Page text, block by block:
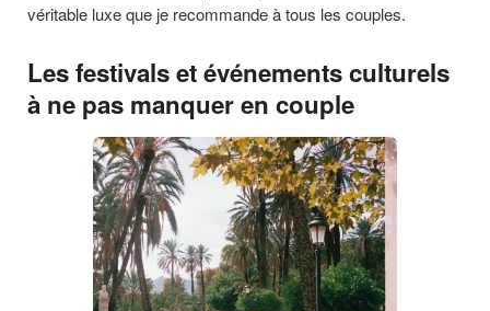
véritable luxe que je recommande à tous les couples.
Les festivals et événements culturels
à ne pas manquer en couple